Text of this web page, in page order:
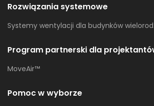
Rozwiązania systemowe
Systemy wentylacji dla budynków
Program partnerski dla
MoveAir™
Pomoc w wyborze